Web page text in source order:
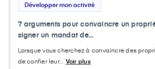
Développer mon activité
7 arguments pour convaincre un
signer un mandat de...
Lorsque vous cherchez à convaincre des
de confier leur... Voir plus